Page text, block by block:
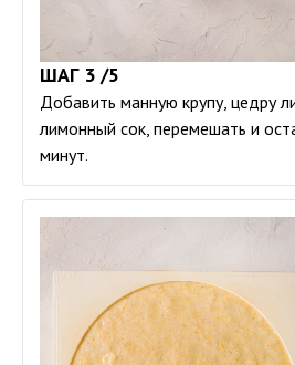
ШАГ 3 /5
Добавить манную крупу, цедру
лимонный сок, перемешать и
минут.